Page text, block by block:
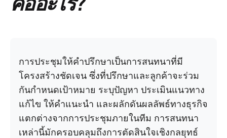
การประชุมให้คำปรึกษาเป็นการสนทนาที่มี
โครงสร้างชัดเจน ซึ่งที่ปรึกษาและลูกค้าจะร่วม
กันกำหนดเป้าหมาย ระบุปัญหา ประเมินแนวทาง
แก้ไข ให้คำแนะนำ และผลักดันผลลัพธ์ทางธุรกิจ
แตกต่างจากการประชุมภายในทีม การสนทนา
เหล่านี้มักครอบคลุมถึงการตัดสินใจเชิงกลยุทธ์